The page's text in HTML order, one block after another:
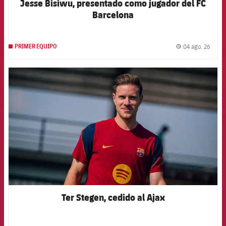
Jesse Bisiwu, presentado como jugador del FC
Barcelona
PRIMER EQUIPO 04 ago. 26
FCB Barcelona badge
Ter Stegen, cedido al Ajax